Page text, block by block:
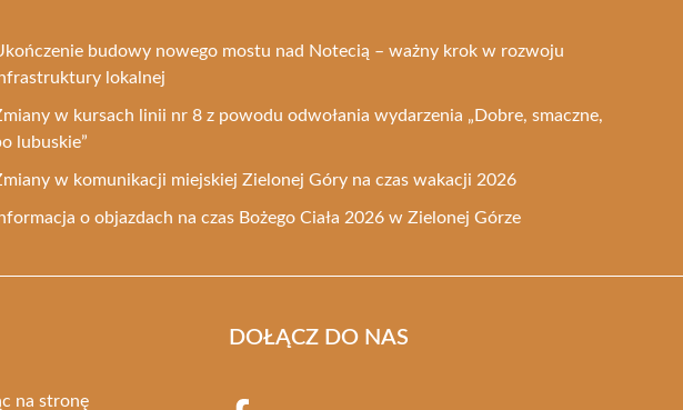
budowy nowego mostu nad Notecią – ważny krok w rozwoju
lokalnej
w kursach linii nr 8 z powodu odwołania wydarzenia „Dobre, smaczne,
lubuskie”
w komunikacji miejskiej Zielonej Góry na czas wakacji 2026
o objazdach na czas Bożego Ciała 2026 w Zielonej Górze
na stronę
DOŁĄCZ DO NAS